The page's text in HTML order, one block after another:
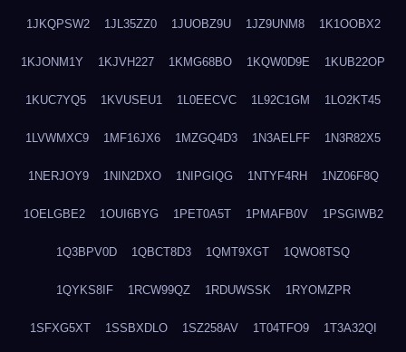
1JKQPSW2 1JL35ZZ0 1JUOBZ9U 1JZ9UNM8 1K1OOBX2
1KJONM1Y 1KJVH227 1KMG68BO 1KQW0D9E 1KUB22OP
1KUC7YQ5 1KVUSEU1 1L0EECVC 1L92C1GM 1LO2KT45
1LVWMXC9 1MF16JX6 1MZGQ4D3 1N3AELFF 1N3R82X5
1NERJOY9 1NIN2DXO 1NIPGIQG 1NTYF4RH 1NZ06F8Q
1OELGBE2 1OUI6BYG 1PET0A5T 1PMAFB0V 1PSGIWB2
1Q3BPV0D 1QBCT8D3 1QMT9XGT 1QWO8TSQ
1QYKS8IF 1RCW99QZ 1RDUWSSK 1RYOMZPR
1SFXG5XT 1SSBXDLO 1SZ258AV 1T04TFO9 1T3A32QI